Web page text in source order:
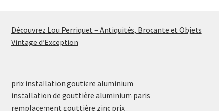
Découvrez Lou Perriquet – Antiquités, Brocante et Objets
Vintage d’Exception
prix installation goutiere aluminium
installation de gouttière aluminium paris
remplacement gouttière zinc prix